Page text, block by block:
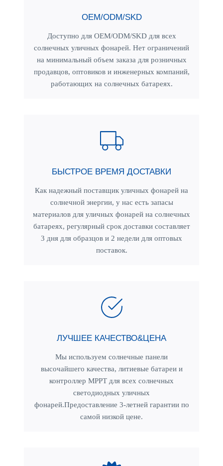
OEM/ODM/SKD
Доступно для OEM/ODM/SKD для всех
солнечных уличных фонарей. Нет ограничений
на минимальный объем заказа для розничных
продавцов, оптовиков и инженерных компаний,
работающих на солнечных батареях.
БЫСТРОЕ ВРЕМЯ ДОСТАВКИ
Как надежный поставщик уличных фонарей на
солнечной энергии, у нас есть запасы
материалов для уличных фонарей на солнечных
батареях, регулярный срок доставки составляет
3 дня для образцов и 2 недели для оптовых
поставок.
ЛУЧШЕЕ КАЧЕСТВО&ЦЕНА
Мы используем солнечные панели
высочайшего качества, литиевые батареи и
контроллер MPPT для всех солнечных
светодиодных уличных
фонарей.Предоставление 3-летней гарантии по
самой низкой цене.